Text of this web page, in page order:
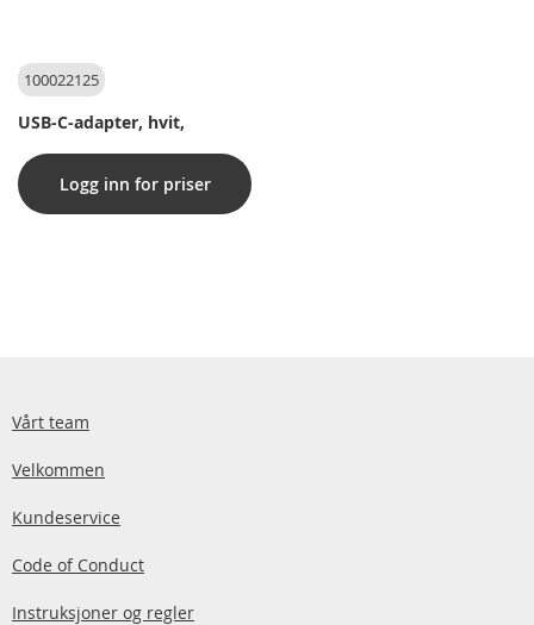
100022125
USB-C-adapter, hvit,
Logg inn for priser
Vårt team
Velkommen
Kundeservice
Code of Conduct
Instruksjoner og regler